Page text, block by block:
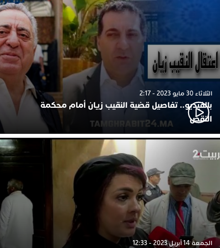
الثلاثاء 30 مايو 2023 - 2:17
بالفيديو.. تفاصيل قضية النقيب زيان أمام محكمة
النقض
الجمعة 14 أبريل 2023 - 12:33